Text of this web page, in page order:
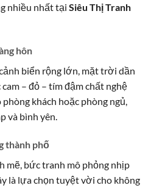
nhiều nhất tại Siêu Thị Tranh
hôn
biển rộng lớn, mặt trời dần
– đỏ – tím đậm chất nghệ
khách hoặc phòng ngủ,
và bình yên.
thành phố
mẽ, bức tranh mô phỏng nhịp
là lựa chọn tuyệt vời cho không